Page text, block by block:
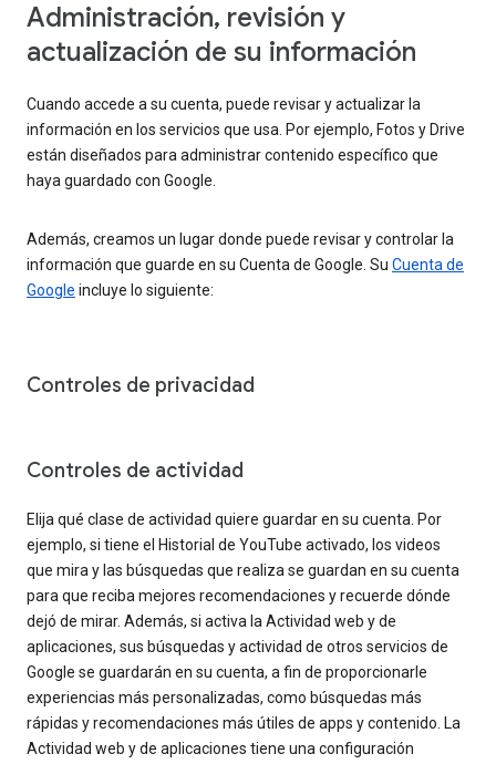
Administración, revisión y
actualización de su información
Cuando accede a su cuenta, puede revisar y actualizar la
información en los servicios que usa. Por ejemplo, Fotos y Drive
están diseñados para administrar contenido específico que
haya guardado con Google.
Además, creamos un lugar donde puede revisar y controlar la
información que guarde en su Cuenta de Google. Su Cuenta de
Google incluye lo siguiente:
Controles de privacidad
Controles de actividad
Elija qué clase de actividad quiere guardar en su cuenta. Por
ejemplo, si tiene el Historial de YouTube activado, los videos
que mira y las búsquedas que realiza se guardan en su cuenta
para que reciba mejores recomendaciones y recuerde dónde
dejó de mirar. Además, si activa la Actividad web y de
aplicaciones, sus búsquedas y actividad de otros servicios de
Google se guardarán en su cuenta, a fin de proporcionarle
experiencias más personalizadas, como búsquedas más
rápidas y recomendaciones más útiles de apps y contenido. La
Actividad web y de aplicaciones tiene una configuración